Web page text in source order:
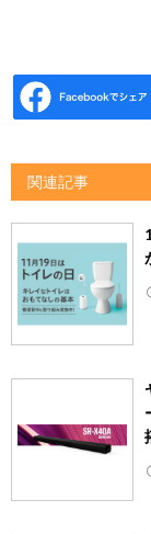
関連記事